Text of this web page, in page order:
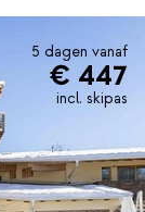
5 dagen vanaf
€ 447
incl. skipas